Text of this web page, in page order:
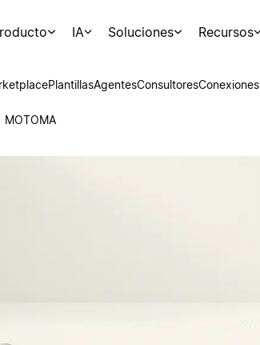
IA Soluciones Recursos
PlantillasAgentesConsultoresConexiones
MOTOMA